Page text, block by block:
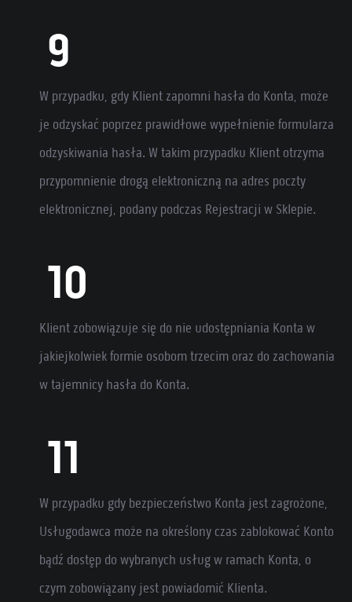
W przypadku, gdy Klient zapomni hasła do Konta, może
je odzyskać poprzez prawidłowe wypełnienie formularza
odzyskiwania hasła. W takim przypadku Klient otrzyma
przypomnienie drogą elektroniczną na adres poczty
elektronicznej, podany podczas Rejestracji w Sklepie.
Klient zobowiązuje się do nie udostępniania Konta w
jakiejkolwiek formie osobom trzecim oraz do zachowania
w tajemnicy hasła do Konta.
W przypadku gdy bezpieczeństwo Konta jest zagrożone,
Usługodawca może na określony czas zablokować Konto
bądź dostęp do wybranych usług w ramach Konta, o
czym zobowiązany jest powiadomić Klienta.